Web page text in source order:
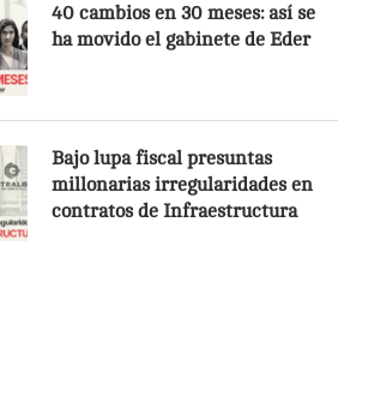
40 cambios en 30 meses: así se
ha movido el gabinete de Eder
Bajo lupa fiscal presuntas
millonarias irregularidades en
contratos de Infraestructura